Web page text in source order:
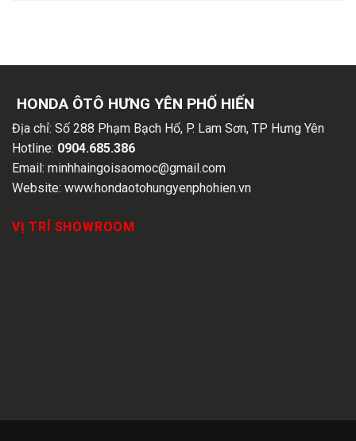
HONDA ÔTÔ HƯNG YÊN PHỐ HIẾN
Địa chỉ: Số 288 Phạm Bạch Hổ, P. Lam Sơn, TP Hưng Yên
Hotline: 0904.685.386
Email: minhhaingoisaomoc@gmail.com
Website: www.hondaotohungyenphohien.vn
VỊ TRÍ SHOWROOM